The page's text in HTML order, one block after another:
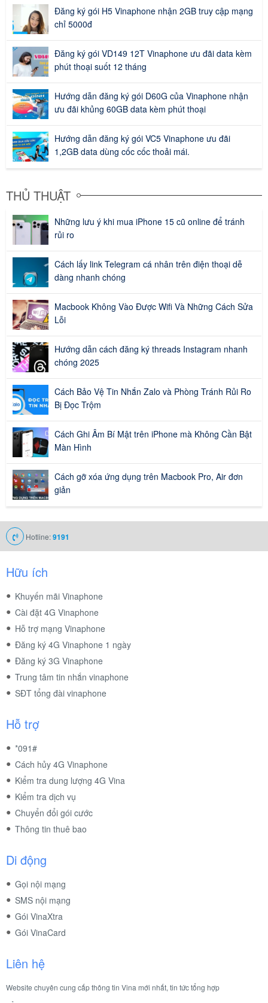
Đăng ký gói H5 Vinaphone nhận 2GB truy cập mạng
chỉ 5000đ
Đăng ký gói VD149 12T Vinaphone ưu đãi data kèm
phút thoại suốt 12 tháng
Hướng dẫn đăng ký gói D60G của Vinaphone nhận
ưu đãi khủng 60GB data kèm phút thoại
Hướng dẫn đăng ký gói VC5 Vinaphone ưu đãi
1,2GB data dùng cốc cốc thoải mái.
THỦ THUẬT
Những lưu ý khi mua iPhone 15 cũ online để tránh
rủi ro
Cách lấy link Telegram cá nhân trên điện thoại dễ
dàng nhanh chóng
Macbook Không Vào Được Wifi Và Những Cách Sửa
Lỗi
Hướng dẫn cách đăng ký threads Instagram nhanh
chóng 2025
Cách Bảo Vệ Tin Nhắn Zalo và Phòng Tránh Rủi Ro
Bị Đọc Trộm
Cách Ghi Âm Bí Mật trên iPhone mà Không Cần Bật
Màn Hình
Cách gỡ xóa ứng dụng trên Macbook Pro, Air đơn
giản
Hotline:9191
Hữu ích
Khuyến mãi Vinaphone
Cài đặt 4G Vinaphone
Hỗ trợ mạng Vinaphone
Đăng ký 4G Vinaphone 1 ngày
Đăng ký 3G Vinaphone
Trung tâm tin nhắn vinaphone
SĐT tổng đài vinaphone
Hỗ trợ
*091#
Cách hủy 4G Vinaphone
Kiểm tra dung lượng 4G Vina
Kiểm tra dịch vụ
Chuyển đổi gói cước
Thông tin thuê bao
Di động
Gọi nội mạng
SMS nội mạng
Gói VinaXtra
Gói VinaCard
Liên hệ
Website chuyên cung cấp thông tin Vina mới nhất, tin tức tổng hợp